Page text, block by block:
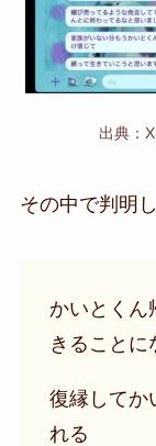
出典：X
その中で判明
かいとくん
きることに
復縁してか
れる